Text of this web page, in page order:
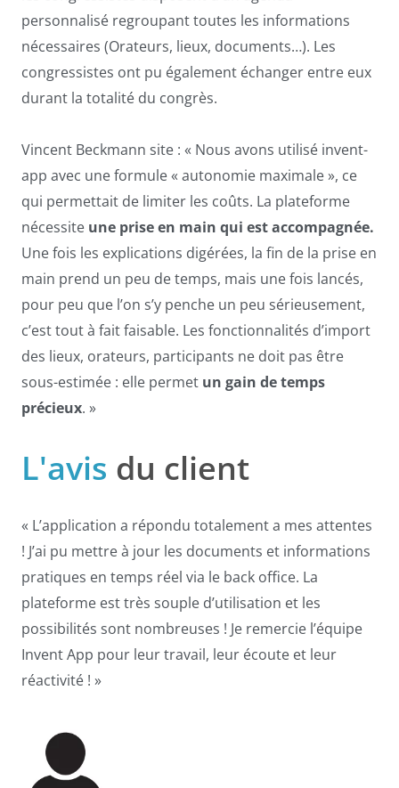
personnalisé regroupant toutes les informations
nécessaires (Orateurs, lieux, documents…). Les
congressistes ont pu également échanger entre eux
durant la totalité du congrès.
Vincent Beckmann site : « Nous avons utilisé invent-
app avec une formule « autonomie maximale », ce
qui permettait de limiter les coûts. La plateforme
nécessite une prise en main qui est accompagnée.
Une fois les explications digérées, la fin de la prise en
main prend un peu de temps, mais une fois lancés,
pour peu que l’on s’y penche un peu sérieusement,
c’est tout à fait faisable. Les fonctionnalités d’import
des lieux, orateurs, participants ne doit pas être
sous-estimée : elle permet un gain de temps
précieux. »
L'avis du client
« L’application a répondu totalement a mes attentes
! J’ai pu mettre à jour les documents et informations
pratiques en temps réel via le back office. La
plateforme est très souple d’utilisation et les
possibilités sont nombreuses ! Je remercie l’équipe
Invent App pour leur travail, leur écoute et leur
réactivité ! »